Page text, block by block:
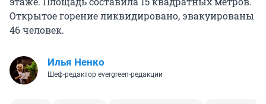
Открытое горение ликвидировано, эвакуированы
46 человек.
Илья Ненко
Шеф-редактор evergreen-редакции